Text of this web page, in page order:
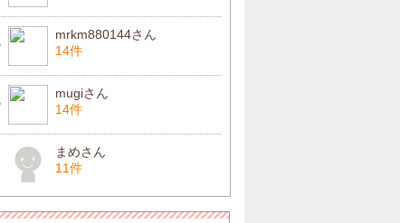
mrkm880144さん
14件
mugiさん
14件
まめさん
11件